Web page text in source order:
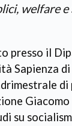
welfare e
presso il
Sapienza
su